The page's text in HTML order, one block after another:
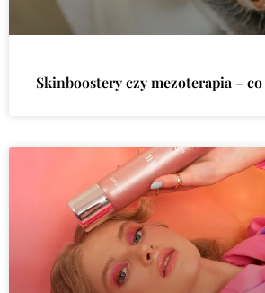
Skinboostery czy mezoterapia –